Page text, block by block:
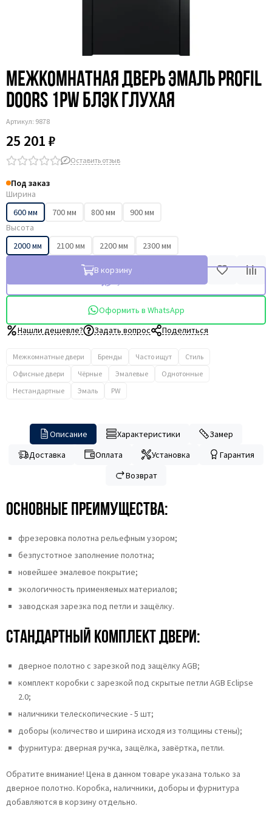
Межкомнатная дверь эмаль Profil
Doors 1PW блэк глухая
Артикул: 9878
25 201 ₽
Оставить отзыв
Под заказ
Ширина
600 мм
700 мм 800 мм
900 мм
Высота
2000 мм
2100 мм 2200 мм 2300 мм
В корзину
Оформить в WhatsApp
Нашли дешевле?
Задать вопрос Поделиться
Межкомнатные двери Бренды Часто ищут
Стиль
Офисные двери
Чёрные Эмалевые
Однотонные
Нестандартные
Эмаль PW
Описание Характеристики
Замер
Доставка
Оплата Установка
Гарантия
Возврат
Основные преимущества:
фрезеровка полотна рельефным узором;
безпустотное заполнение полотна;
новейшее эмалевое покрытие;
экологичность применяемых материалов;
заводская зарезка под петли и защёлку.
Стандартный комплект двери:
дверное полотно с зарезкой под защёлку AGB;
комплект коробки с зарезкой под скрытые петли AGB Eclipse
2.0;
наличники телескопические - 5 шт;
доборы (количество и ширина исходя из толщины стены);
фурнитура: дверная ручка, защёлка, завёртка, петли.
Обратите внимание! Цена в данном товаре указана только за
дверное полотно. Коробка, наличники, доборы и фурнитура
добавляются в корзину отдельно.